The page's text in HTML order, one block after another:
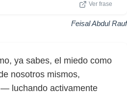
Ver frase
Feisal Abdul Rauf
ya sabes, el miedo como
nosotros mismos,
luchando activamente